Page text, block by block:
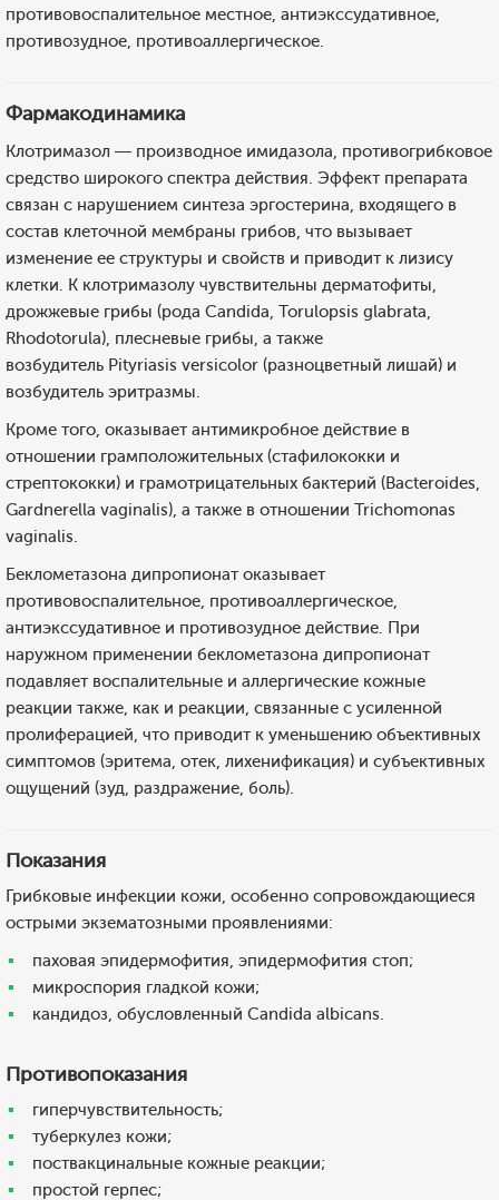
противовоспалительное местное, антиэкссудативное,
противозудное, противоаллергическое.
Фармакодинамика
Клотримазол — производное имидазола, противогрибковое
средство широкого спектра действия. Эффект препарата
связан с нарушением синтеза эргостерина, входящего в
состав клеточной мембраны грибов, что вызывает
изменение ее структуры и свойств и приводит к лизису
клетки. К клотримазолу чувствительны дерматофиты,
дрожжевые грибы (рода Candida, Torulopsis glabrata,
Rhodotorula), плесневые грибы, а также
возбудитель Pityriasis versicolor (разноцветный лишай) и
возбудитель эритразмы.
Кроме того, оказывает антимикробное действие в
отношении грамположительных (стафилококки и
стрептококки) и грамотрицательных бактерий (Bacteroides,
Gardnerella vaginalis), а также в отношении Trichomonas
vaginalis.
Беклометазона дипропионат оказывает
противовоспалительное, противоаллергическое,
антиэкссудативное и противозудное действие. При
наружном применении беклометазона дипропионат
подавляет воспалительные и аллергические кожные
реакции также, как и реакции, связанные с усиленной
пролиферацией, что приводит к уменьшению объективных
симптомов (эритема, отек, лихенификация) и субъективных
ощущений (зуд, раздражение, боль).
Показания
Грибковые инфекции кожи, особенно сопровождающиеся
острыми экзематозными проявлениями:
паховая эпидермофития, эпидермофития стоп;
микроспория гладкой кожи;
кандидоз, обусловленный Candida albicans.
Противопоказания
гиперчувствительность;
туберкулез кожи;
поствакцинальные кожные реакции;
простой герпес;